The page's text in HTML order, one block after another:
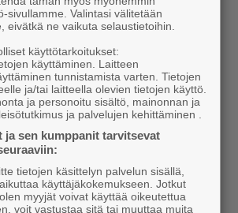
ulkomailta
Tapahtuma #KANSAINVÄLISYYS
#OMISTAJANVAIHDOS
ulkomaille yritysoston avulla?
webinaariin, jossa saat
sivullamme. Valintasi välitetään
eivätkä ne vaikuta selaustietoihin.
käyttötarkoitukset:
käyttäminen. Laitteen
tunnistamista varten. Tietojen
ja/tai laitteella olevien tietojen käyttö.
ja personoitu sisältö, mainonnan ja
ja palvelujen kehittäminen .
ja sen kumppanit tarvitsevat
tietojen käsittelyn palvelun sisällä,
käyttäjäkokemukseen. Jotkut
myyjät voivat käyttää oikeutettua
voit vastustaa sitä tai muuttaa muita